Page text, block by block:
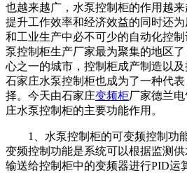
也越来越广，水泵控制柜的作用越
提升工作效率和经济效益的同时还
和工业生产中必不可少的自动化控
泵控制柜生产厂家最为聚集的地区
心之一的城市，控制柜成产制造以
石家庄水泵控制柜也成为了一种代
择。今天由石家庄变频柜厂家德兰
庄水泵控制柜的主要功能作用。
1、水泵控制柜的可变频控制功
变频控制功能是系统可以根据监测
输送给控制柜中的变频器进行PID运